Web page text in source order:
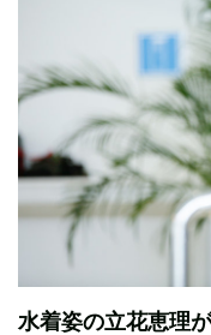
水着姿の立花恵理